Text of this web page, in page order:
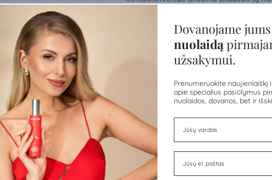
SUDĖTIS
Dovanojame
nuolaidą
užsakymui.
Prenumeruokite naujienlaiškį
apie specialius pasiūlymus
nuolaidos, dovanos, bet ir